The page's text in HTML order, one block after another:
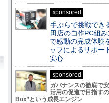
sponsored
手ぶらで挑戦でき
田店の自作PC組
で感動の完成体験
ッフによるサポー
安心
sponsored
ガバナンスの徹底で
活用の促進で目指す
Box”という成長エンジン